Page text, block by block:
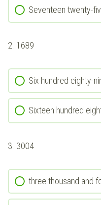
Seventeen twenty-
2. 1689
Six hundred eighty-
Sixteen hundred
3. 3004
three thousand and